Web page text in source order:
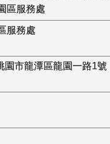
區服務處
服務處
園市龍潭區龍園一路1號